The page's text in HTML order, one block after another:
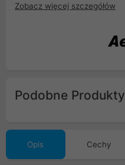
Zobacz więcej szczegółów
Podobne Produkty
Opis Cechy